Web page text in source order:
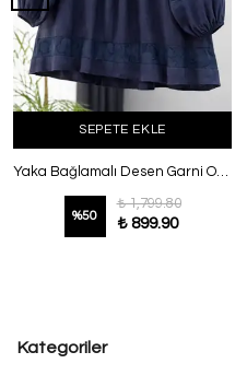
SEPETE EKLE
Yaka Bağlamalı Desen Garni Oversıze Modal Tunik Lacivert
%50
₺ 1,799.80
₺ 899.90
Kategoriler